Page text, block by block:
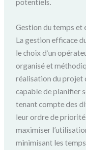
potentiels.
Gestion du temps et
La gestion efficace
le choix d’un
organisé et
réalisation du projet
capable de planifier
tenant compte des
leur ordre de
maximiser
minimisant les